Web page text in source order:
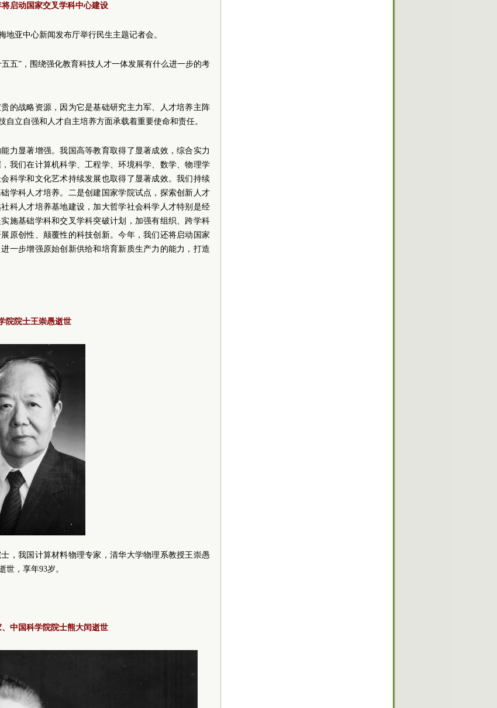
启动国家交叉学科中心建设
亚中心新闻发布厅举行民生主题记者会。
五”，围绕强化教育科技人才一体发展有什么进一步的考
的战略资源，因为它是基础研究主力军、人才培养主阵
立自强和人才自主培养方面承载着重要使命和责任。
力显著增强。我国高等教育取得了显著成效，综合实力
我们在计算机科学、工程学、环境科学、数学、物理学
科学和文化艺术持续发展也取得了显著成效。我们持续
学科人才培养。二是创建国家学院试点，探索创新人才
科人才培养基地建设，加大哲学社会科学人才特别是经
施基础学科和交叉学科突破计划，加强有组织、跨学科
原创性、颠覆性的科技创新。今年，我们还将启动国家
一步增强原始创新供给和培育新质生产力的能力，打造
院院士王崇愚逝世
，我国计算材料物理专家，清华大学物理系教授王崇愚
世，享年93岁。
中国科学院院士熊大闰逝世